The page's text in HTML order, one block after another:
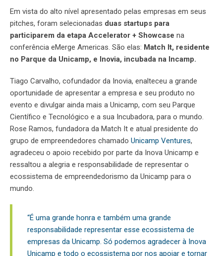
Em vista do alto nível apresentado pelas empresas em seus
pitches, foram selecionadas duas startups para
participarem da etapa Accelerator + Showcase na
conferência eMerge Americas. São elas: Match It, residente
no Parque da Unicamp, e Inovia, incubada na Incamp.
Tiago Carvalho, cofundador da Inovia, enalteceu a grande
oportunidade de apresentar a empresa e seu produto no
evento e divulgar ainda mais a Unicamp, com seu Parque
Científico e Tecnológico e a sua Incubadora, para o mundo.
Rose Ramos, fundadora da Match It e atual presidente do
grupo de empreendedores chamado Unicamp Ventures,
agradeceu o apoio recebido por parte da Inova Unicamp e
ressaltou a alegria e responsabilidade de representar o
ecossistema de empreendedorismo da Unicamp para o
mundo.
“É uma grande honra e também uma grande
responsabilidade representar esse ecossistema de
empresas da Unicamp. Só podemos agradecer à Inova
Unicamp e todo o ecossistema por nos apoiar e tornar